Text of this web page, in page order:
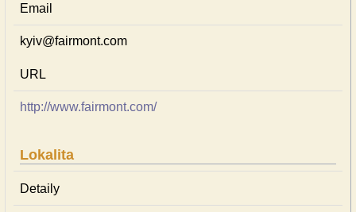
Email
kyiv@fairmont.com
URL
http://www.fairmont.com/
Lokalita
Detaily